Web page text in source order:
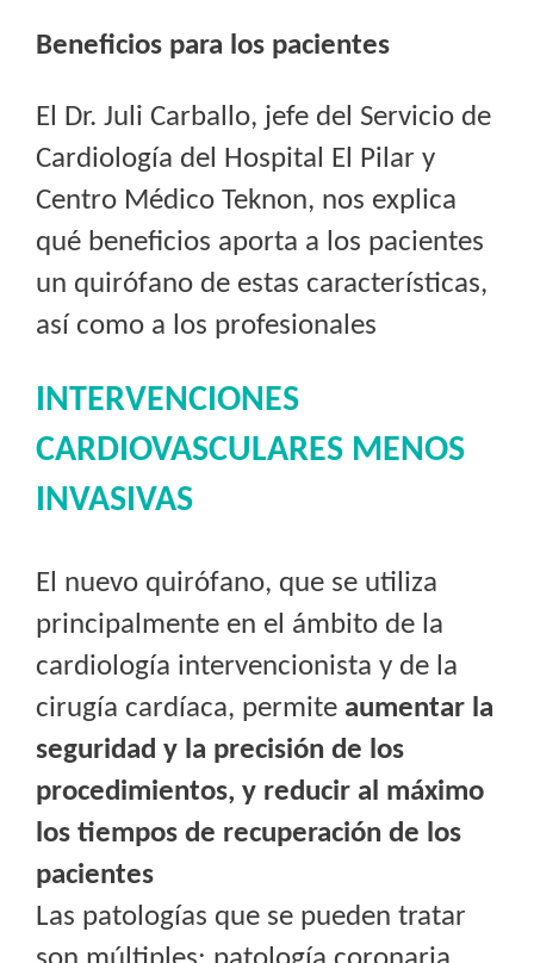
Beneficios para los pacientes
El Dr. Juli Carballo, jefe del Servicio de
Cardiología del Hospital El Pilar y
Centro Médico Teknon, nos explica
qué beneficios aporta a los pacientes
un quirófano de estas características,
así como a los profesionales
INTERVENCIONES
CARDIOVASCULARES MENOS
INVASIVAS
El nuevo quirófano, que se utiliza
principalmente en el ámbito de la
cardiología intervencionista y de la
cirugía cardíaca, permite aumentar la
seguridad y la precisión de los
procedimientos, y reducir al máximo
los tiempos de recuperación de los
pacientes
Las patologías que se pueden tratar